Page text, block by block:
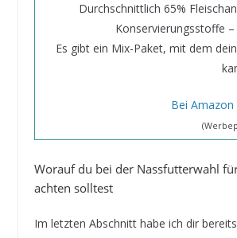
Durchschnittlich 65%
Konservierungsstoffe –
Es gibt ein Mix-Paket, mit dem
Bei
Worauf du bei der Nassfutterwahl
achten solltest
Im letzten Abschnitt habe ich dir